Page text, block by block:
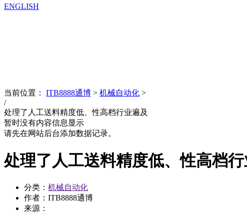
ENGLISH
当前位置： ITB8888通博 > 机械自动化 >
/
处理了人工送料精度低、性高档行业遍及
暂时没有内容信息显示
请先在网站后台添加数据记录。
处理了人工送料精度低、性高档行
分类： 机械自动化
作者：ITB8888通博
来源：